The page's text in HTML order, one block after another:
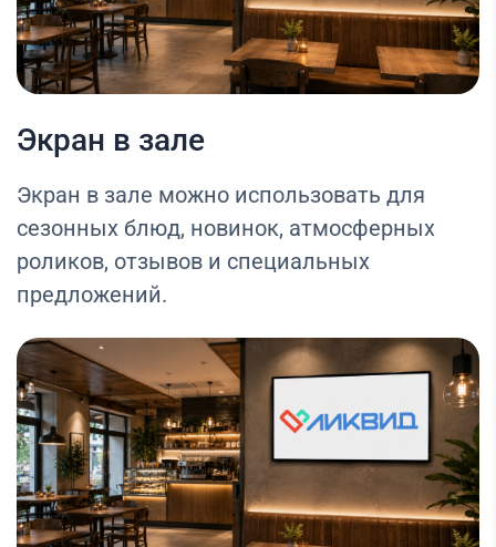
Экран в зале
Экран в зале можно использовать для
сезонных блюд, новинок, атмосферных
роликов, отзывов и специальных
предложений.